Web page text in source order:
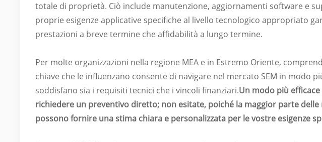
totale di proprietà. Ciò include manutenzione, aggiornamenti software e
proprie esigenze applicative specifiche al livello tecnologico appropriato
prestazioni a breve termine che affidabilità a lungo termine.
Per molte organizzazioni nella regione MEA e in Estremo Oriente,
chiave che le influenzano consente di navigare nel mercato SEM in modo
soddisfano sia i requisiti tecnici che i vincoli finanziari.Un modo più
richiedere un preventivo diretto; non esitate, poiché la maggior parte
possono fornire una stima chiara e personalizzata per le vostre esigenze